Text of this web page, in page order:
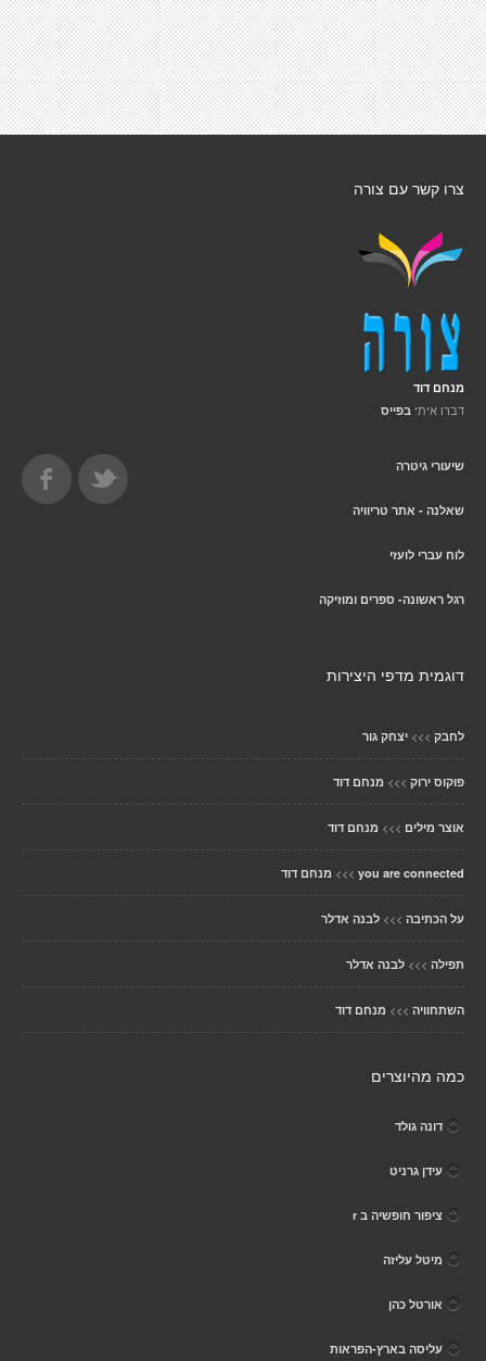
צרו קשר עם צורה
מנחם דוד
דברו איתי בפייס
שיעורי גיטרה
שאלנה - אתר טריוויה
לוח עברי לועזי
רגל ראשונה- ספרים ומוזיקה
דוגמית מדפי היצירות
לחבק >>> יצחק גור
פוקוס ירוק >>> מנחם דוד
אוצר מילים >>> מנחם דוד
you are connected
>>> מנחם דוד
על הכתיבה >>> לבנה אדלר
תפילה >>> לבנה אדלר
השתחוויה >>> מנחם דוד
כמה מהיוצרים
דונה גולד
עידן גרניט
ציפור חופשיה ב r
מיטל עליזה
אורטל כהן
עליסה בארץ-הפראות